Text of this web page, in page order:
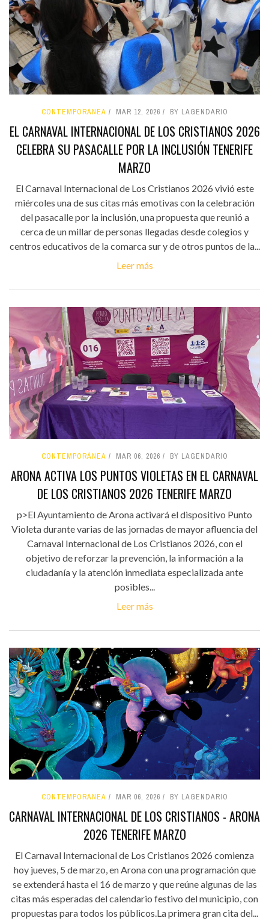
CONTEMPORÁNEA MAR 12, 2026 BY LAGENDARIO
EL CARNAVAL INTERNACIONAL DE LOS CRISTIANOS 2026
CELEBRA SU PASACALLE POR LA INCLUSIÓN TENERIFE
MARZO
El Carnaval Internacional de Los Cristianos 2026 vivió este
miércoles una de sus citas más emotivas con la celebración
del pasacalle por la inclusión, una propuesta que reunió a
cerca de un millar de personas llegadas desde colegios y
centros educativos de la comarca sur y de otros puntos de la...
Leer más
CONTEMPORÁNEA MAR 06, 2026 BY LAGENDARIO
ARONA ACTIVA LOS PUNTOS VIOLETAS EN EL CARNAVAL
DE LOS CRISTIANOS 2026 TENERIFE MARZO
p>El Ayuntamiento de Arona activará el dispositivo Punto
Violeta durante varias de las jornadas de mayor afluencia del
Carnaval Internacional de Los Cristianos 2026, con el
objetivo de reforzar la prevención, la información a la
ciudadanía y la atención inmediata especializada ante
posibles...
Leer más
CONTEMPORÁNEA MAR 06, 2026 BY LAGENDARIO
CARNAVAL INTERNACIONAL DE LOS CRISTIANOS - ARONA
2026 TENERIFE MARZO
El Carnaval Internacional de Los Cristianos 2026 comienza
hoy jueves, 5 de marzo, en Arona con una programación que
se extenderá hasta el 16 de marzo y que reúne algunas de las
citas más esperadas del calendario festivo del municipio, con
propuestas para todos los públicos.La primera gran cita del...